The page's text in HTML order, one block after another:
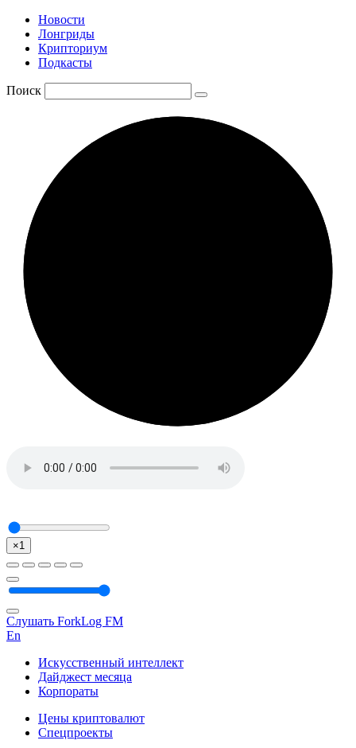
Новости
Лонгриды
Крипториум
Подкасты
Поиск
×1
Слушать ForkLog FM
En
Искусственный интеллект
Дайджест месяца
Корпораты
Цены криптовалют
Спецпроекты